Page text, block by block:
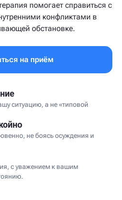
помогает справиться с
конфликтами в
обстановке.
на приём
ситуацию, а не «типовой
не боясь осуждения и
с уважением к вашим